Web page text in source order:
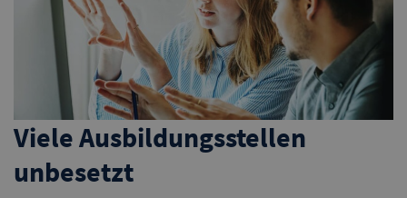
Viele Ausbildungsstellen
unbesetzt